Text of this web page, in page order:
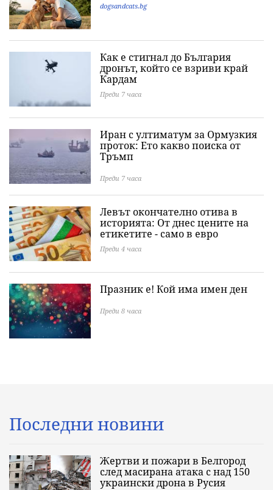
dogsandcats.bg
Как е стигнал до България
дронът, който се взриви край
Кардам
Преди 7 часа
Иран с ултиматум за Ормузкия
проток: Ето какво поиска от
Тръмп
Преди 7 часа
Левът окончателно отива в
историята: Oт днес цените на
етикетите - само в евро
Преди 4 часа
Празник е! Кой има имен ден
Преди 8 часа
Последни новини
Жертви и пожари в Белгород
след масирана атака с над 150
украински дрона в Русия